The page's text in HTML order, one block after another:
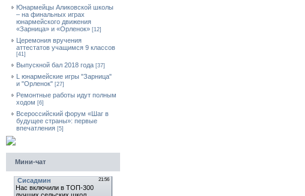
Юнармейцы Аликовской школы
– на финальных играх
юнармейского движения
«Зарница» и «Орленок» [12]
Церемония вручения
аттестатов учащимся 9 классов
[41]
Выпускной бал 2018 года [37]
L юнармейские игры "Зарница"
и "Орленок" [27]
Ремонтные работы идут полным
ходом [6]
Всероссийский форум «Шаг в
будущее страны»: первые
впечатления [5]
Мини-чат